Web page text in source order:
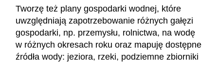
Tworzę też plany gospodarki wodnej, które
uwzględniają zapotrzebowanie różnych gałęzi
gospodarki, np. przemysłu, rolnictwa, na wodę
w różnych okresach roku oraz mapuję dostępne
źródła wody: jeziora, rzeki, podziemne zbiorniki